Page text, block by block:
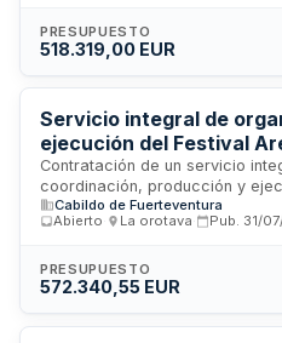
residentes y turistas,
dinamicen la zona comercial
Cultural. La empresa
medios humanos, técnicos y
ejecución de los trabajos.
PRESUPUESTO
518.319,00 EUR
Servicio integral de
ejecución del Festival
Cabildo Insular de
Contratación de un servicio
coordinación, producción y
Negra en su edición 2026. El
licita el conjunto de actividades
actividades programadas
gestión de la zona de bebidas
Cabildo de Fuerteventura
Abierto
La orotava Pub. 31/
PRESUPUESTO
572.340,55 EUR